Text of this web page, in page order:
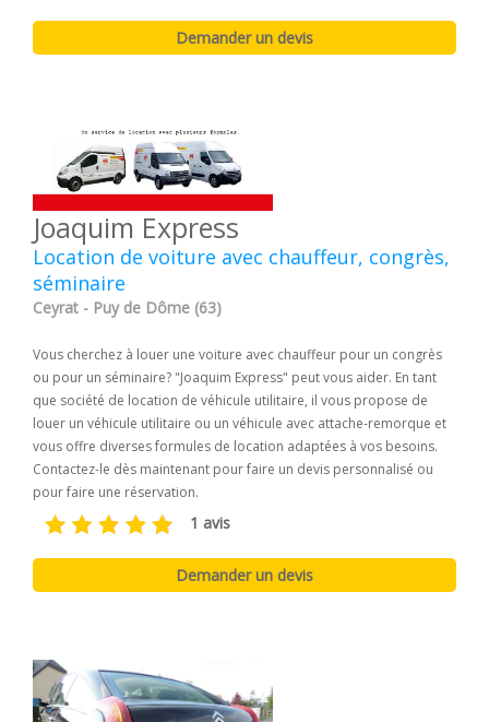
Joaquim Express
Location de voiture avec chauffeur, congrès,
séminaire
Ceyrat - Puy de Dôme (63)
Vous cherchez à louer une voiture avec chauffeur pour un congrès
ou pour un séminaire? "Joaquim Express" peut vous aider. En tant
que société de location de véhicule utilitaire, il vous propose de
louer un véhicule utilitaire ou un véhicule avec attache-remorque et
vous offre diverses formules de location adaptées à vos besoins.
Contactez-le dès maintenant pour faire un devis personnalisé ou
pour faire une réservation.
1 avis